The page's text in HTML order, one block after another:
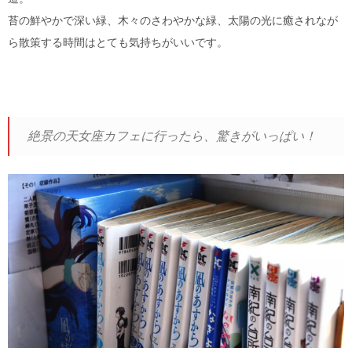
苔の鮮やかで深い緑、木々のさわやかな緑、太陽の光に癒されなが
ら散策する時間はとても気持ちがいいです。
絶景の天女座カフェに行ったら、驚きがいっぱい！